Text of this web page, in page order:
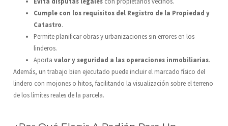
Cumple con los requisitos del Registro de la Propiedad y
Catastro.
Permite planificar obras y urbanizaciones sin errores en los
linderos.
Aporta valor y seguridad a las operaciones inmobiliarias.
Además, un trabajo bien ejecutado puede incluir el marcado físico del
lindero con mojones o hitos, facilitando la visualización sobre el terreno
de los límites reales de la parcela.